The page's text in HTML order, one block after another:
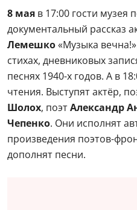
8 мая в 17:00 гости музея
документальный рассказ
Лемешко«Музыка
стихах, дневниковых
песнях 1940-х годов. А в
чтения. Выступят актёр,
Шолох, поэтАлександр
Чепенко. Они исполнят
произведения поэтов-
дополнят песни.